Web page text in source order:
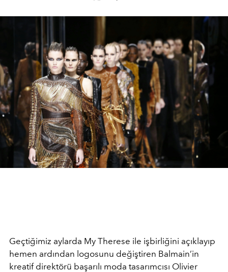
Geçtiğimiz aylarda My Therese ile işbirliğini açıklayıp
hemen ardından logosunu değiştiren Balmain’in
kreatif direktörü başarılı moda tasarımcısı Olivier